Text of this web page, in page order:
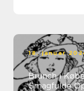
18. januar
Brunch i
Smagfulde